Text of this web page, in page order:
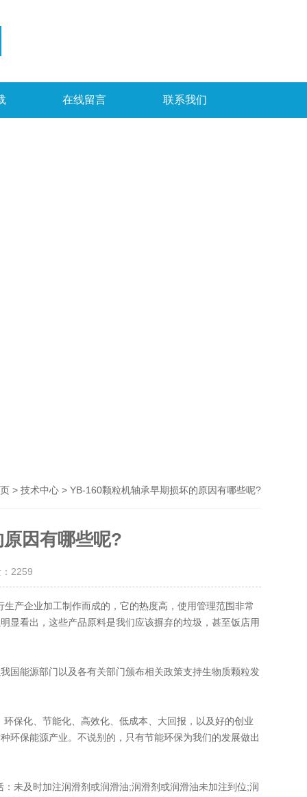
在线留言 联系我们
> 技术中心> YB-160颗粒机轴承早期损坏的原因有哪些呢?
因有哪些呢?
2259
产企业加工制作而成的，它的热度高，使用管理范围非常
显看出，这些产品原料是我们应该摒弃的垃圾，甚至饭店用
能源部门以及各有关部门颁布相关政策支持生物质颗粒发
保化、节能化、高效化、低成本、大回报，以及好的创业
环保能源产业。不说别的，只有节能环保为我们的发展做出
未及时加注润滑剂或润滑油;润滑剂或润滑油未加注到位;润